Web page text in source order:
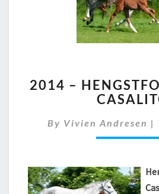
–
2014 –
By Vivien Andresen |